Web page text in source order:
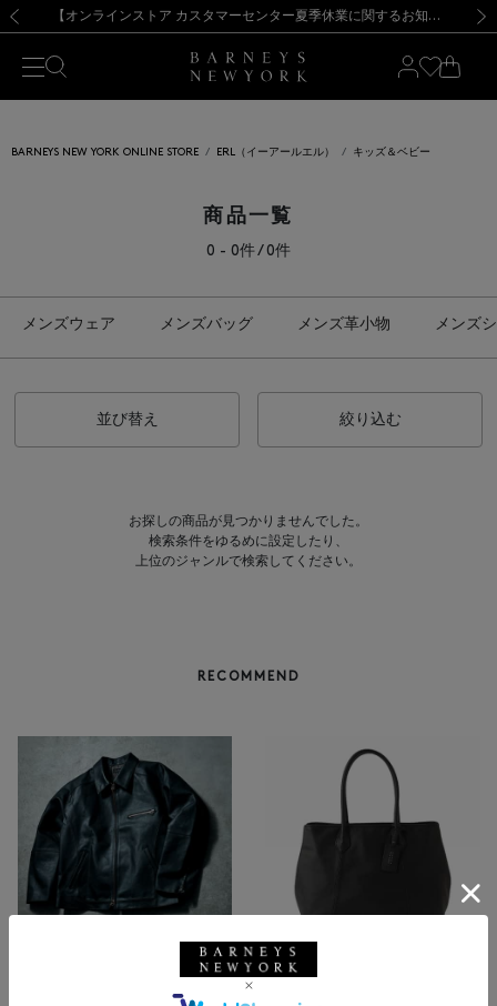
新規登録のお客様も対象！＜MY BARNEYS＞会員のお客様は11,000円（税込）以上のお買上げで常時送料無料！お買い物の際は会員登録を！
【夏季休業に伴う出荷一時停止のお知らせ】(2026.8.7) 【オンラインストア カスタマーセンター夏季休業に関するお知らせ】（2026.8.7）
【夏季休業に伴う返品・交換承り一時停止のお知らせ】（2026.8.5）
熊本県を中心とした地震の影響によるお荷物のお届けについて
【開催中】SUMMER SALEのご案内・ご注意事項 新規登録のお客様も対象！＜MY BARNEYS＞会員のお客様は11,000円（税込）以上のお買上げで常時送料無料！お買い物の際は会員登録を！
【夏季休業に伴う出荷一時停止のお知らせ】(2026.8.7)
BARNEYS NEW YORK ONLINE STORE ERL（イーアールエル） キッズ＆ベビー
商品一覧
0 - 0件 / 0件
メンズウェア メンズバッグ メンズ革小物 メンズ
並び替え 絞り込む
お探しの商品が見つかりませんでした。
検索条件をゆるめに設定したり、
上位のジャンルで検索してください。
RECOMMEND
BARNEYS NEW YORK